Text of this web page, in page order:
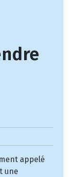
appelé
une